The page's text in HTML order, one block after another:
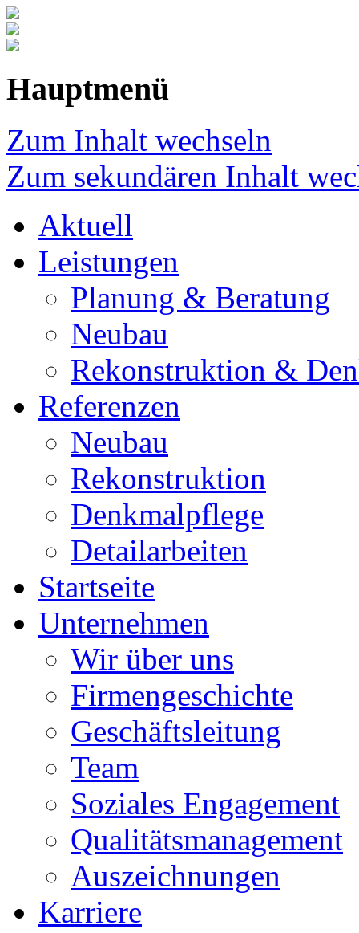
Hauptmenü
Zum Inhalt wechseln
Zum sekundären Inhalt
Aktuell
Leistungen
Planung & Beratung
Neubau
Rekonstruktion &
Referenzen
Neubau
Rekonstruktion
Denkmalpflege
Detailarbeiten
Startseite
Unternehmen
Wir über uns
Firmengeschichte
Geschäftsleitung
Team
Soziales Engagement
Qualitätsmanagement
Auszeichnungen
Karriere